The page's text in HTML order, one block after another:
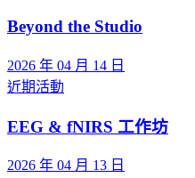
Beyond the Studio
2026 年 04 月 14 日
近期活動
EEG & fNIRS 工作坊
2026 年 04 月 13 日